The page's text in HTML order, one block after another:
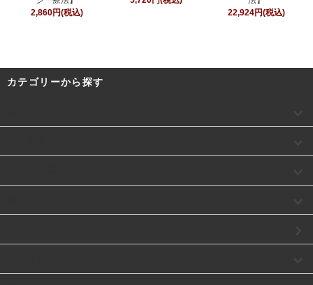
2,860円(税込)
22,924円(税込)
カテゴリーから探す